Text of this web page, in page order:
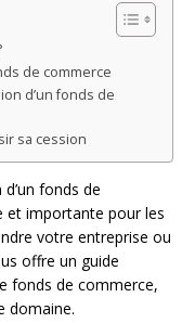
de commerce
d’un fonds de
sa cession
fonds de
et importante pour les
votre entreprise ou
offre un guide
fonds de commerce,
domaine.